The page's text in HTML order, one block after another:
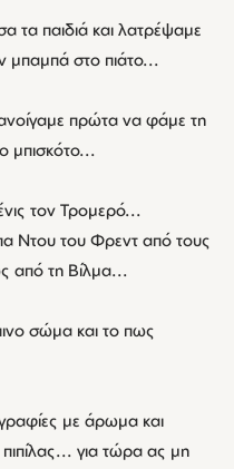
τα παιδιά και λατρέψαμε
μπαμπά στο πιάτο...
πρώτα να φάμε τη
μπισκότο...
τον Τρομερό...
Ντου του Φρεντ από τους
από τη Βίλμα...
σώμα και το πως
με άρωμα και
για τώρα ας μη